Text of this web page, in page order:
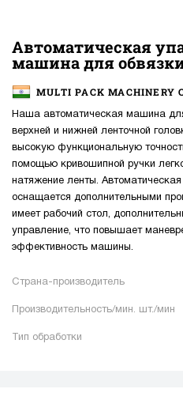
Автоматическая
машина для обвязки
MULTI PACK MACHINERY
Наша автоматическая машина
верхней и нижней ленточной
высокую функциональную
помощью кривошипной ручки
натяжение ленты.
оснащается дополнительными
имеет рабочий стол,
управление, что повышает
эффективность машины.
Страна-производитель
Производительность/мин. шт./мин
Тип обработки